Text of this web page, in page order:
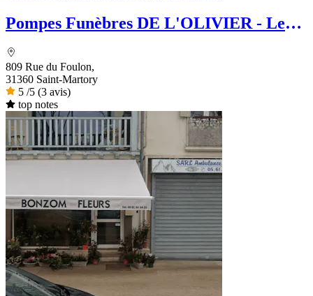
Pompes Funèbres DE L'OLIVIER - Le
809 Rue du Foulon,
31360 Saint-Martory
5 /5 (3 avis)
top notes